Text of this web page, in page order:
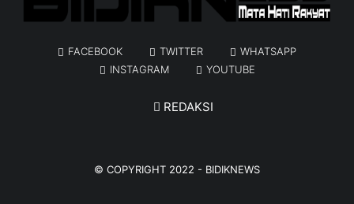
FACEBOOK TWITTER
WHATSAPP
INSTAGRAM
YOUTUBE
REDAKSI
© COPYRIGHT 2022 - BIDIKNEWS